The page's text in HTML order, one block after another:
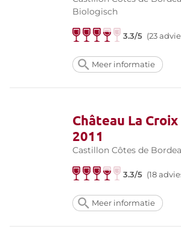
Biologisch
3.3/5 (23
Meer informatie
Château La
2011
Castillon Côtes de
3.3/5 (18
Meer informatie